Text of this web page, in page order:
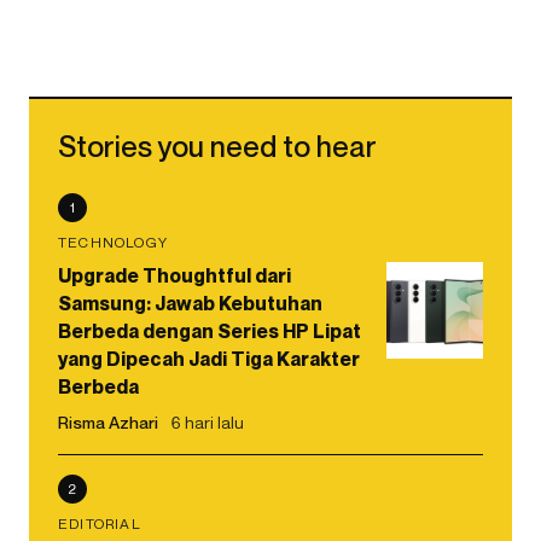
Stories you need to hear
1
TECHNOLOGY
Upgrade Thoughtful dari
Samsung: Jawab Kebutuhan
Berbeda dengan Series HP Lipat
yang Dipecah Jadi Tiga Karakter
Berbeda
Risma Azhari 6 hari lalu
2
EDITORIAL